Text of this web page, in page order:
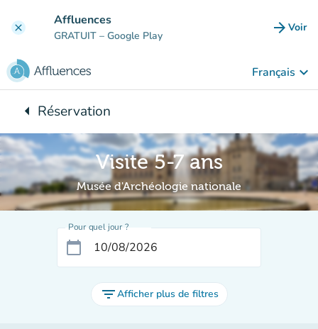
clear Affluences
GRATUIT – Google Play arrow_forward Voir
Français keyboard_arrow_down
arrow_leftRetour à :
Réservation
Visite 5-7 ans
Musée d'Archéologie nationale
Pour quel jour ?
calendar_today
filter_listAfficher plus de filtres